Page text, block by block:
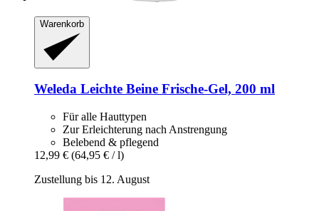
Warenkorb
Weleda Leichte Beine Frische-​Gel, 200 ml
Für alle Hauttypen
Zur Erleichterung nach Anstrengung
Belebend & pflegend
12,99 € (64,95 € / l)
Zustellung bis 12. August